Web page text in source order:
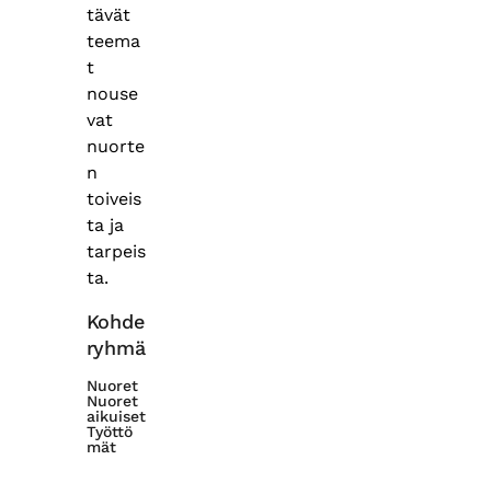
tävät
teema
t
nouse
vat
nuorte
n
toiveis
ta ja
tarpeis
ta.
Kohde
ryhmä
Nuoret
Nuoret
aikuiset
Työttö
mät